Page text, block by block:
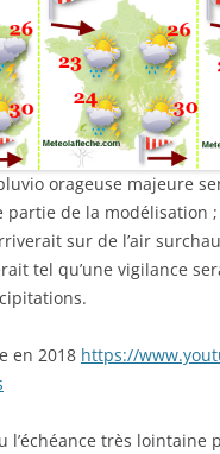
orageuse majeure
partie de la modélisation
sur de l’air
tel qu’une vigilance
en 2018 https://
l’échéance très lointaine